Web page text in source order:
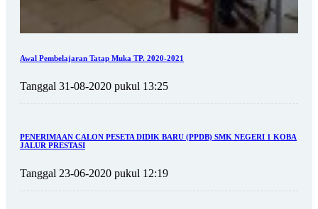
Awal Pembelajaran Tatap Muka TP. 2020-2021
Tanggal 31-08-2020 pukul 13:25
PENERIMAAN CALON PESETA DIDIK BARU (PPDB) SMK NEGERI 1 KOBA
JALUR PRESTASI
Tanggal 23-06-2020 pukul 12:19